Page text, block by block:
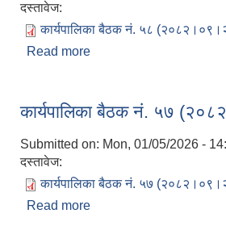
दस्तावेज:
कार्यपालिका बैठक नं. ५८
Read more
कार्यपालिका बैठक नं. ५७
Submitted on: Mon, 01/05/2026 -
दस्तावेज:
कार्यपालिका बैठक नं. ५७
Read more